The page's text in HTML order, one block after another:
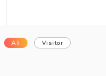
All Visitor